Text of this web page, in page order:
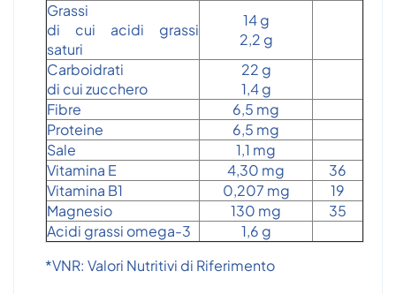
Grassi
di cui acidi grassi
saturi
14 g
2,2 g
Carboidrati
di cui zucchero
22 g
1,4 g
Fibre
6,5 mg
Proteine
6,5 mg
Sale
1,1 mg
Vitamina E
4,30 mg
36
Vitamina B1
0,207 mg
19
Magnesio
130 mg
35
Acidi grassi omega-3
1,6 g
*VNR: Valori Nutritivi di Riferimento